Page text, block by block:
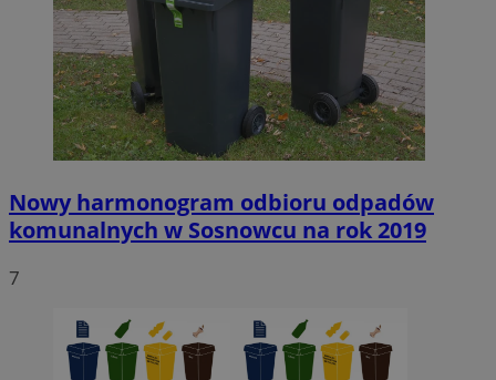
Nowy harmonogram odbioru odpadów
komunalnych w Sosnowcu na rok 2019
7